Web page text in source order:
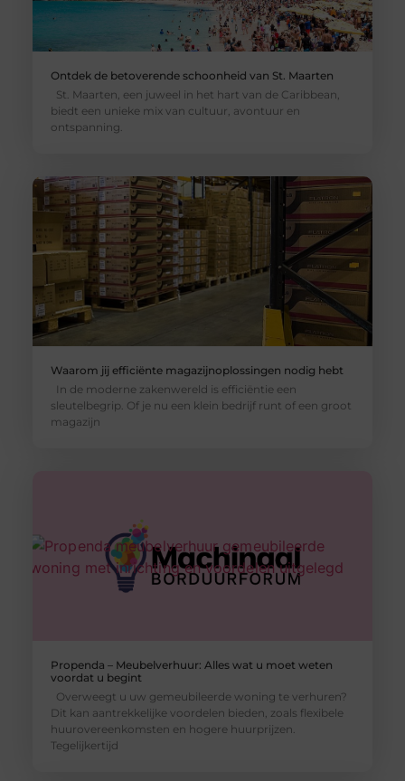
Ontdek de betoverende schoonheid van St. Maarten
St. Maarten, een juweel in het hart van de Caribbean,
biedt een unieke mix van cultuur, avontuur en
ontspanning.
Waarom jij efficiënte magazijnoplossingen nodig hebt
In de moderne zakenwereld is efficiëntie een
sleutelbegrip. Of je nu een klein bedrijf runt of een groot
magazijn
Propenda – Meubelverhuur: Alles wat u moet weten
voordat u begint
Overweegt u uw gemeubileerde woning te verhuren?
Dit kan aantrekkelijke voordelen bieden, zoals flexibele
huurovereenkomsten en hogere huurprijzen.
Tegelijkertijd